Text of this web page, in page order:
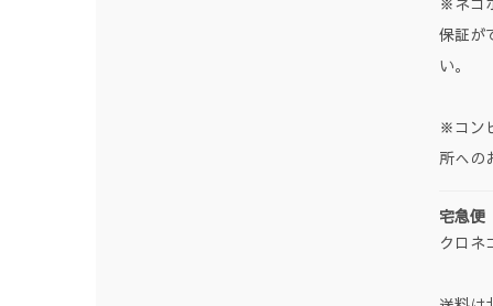
※ネコ
保証が
い。
※コン
所への
宅急便
クロネ